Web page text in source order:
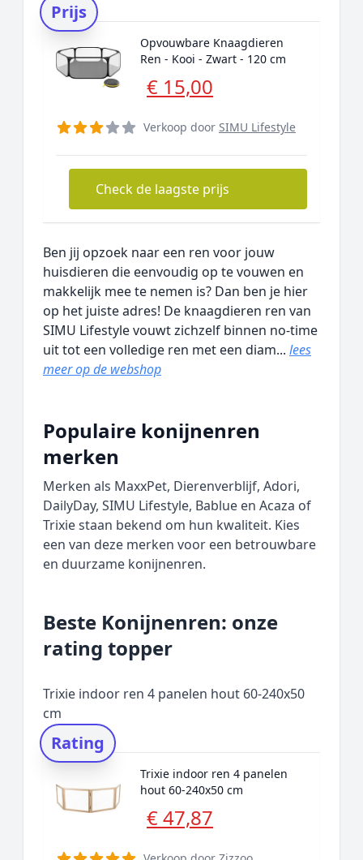
Prijs
Opvouwbare Knaagdieren
Ren - Kooi - Zwart - 120 cm
€ 15,00
Verkoop door SIMU Lifestyle
Check de laagste prijs
Ben jij opzoek naar een ren voor jouw
huisdieren die eenvoudig op te vouwen en
makkelijk mee te nemen is? Dan ben je hier
op het juiste adres! De knaagdieren ren van
SIMU Lifestyle vouwt zichzelf binnen no-time
uit tot een volledige ren met een diam... lees
meer op de webshop
Populaire konijnenren
merken
Merken als MaxxPet, Dierenverblijf, Adori,
DailyDay, SIMU Lifestyle, Bablue en Acaza of
Trixie staan bekend om hun kwaliteit. Kies
een van deze merken voor een betrouwbare
en duurzame konijnenren.
Beste Konijnenren: onze
rating topper
Trixie indoor ren 4 panelen hout 60-240x50
cm
Rating
Trixie indoor ren 4 panelen
hout 60-240x50 cm
€ 47,87